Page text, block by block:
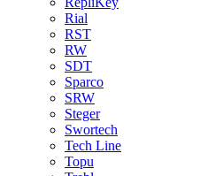
Rial
RST
RW
SDT
Sparco
SRW
Steger
Swortech
Tech Line
Topu